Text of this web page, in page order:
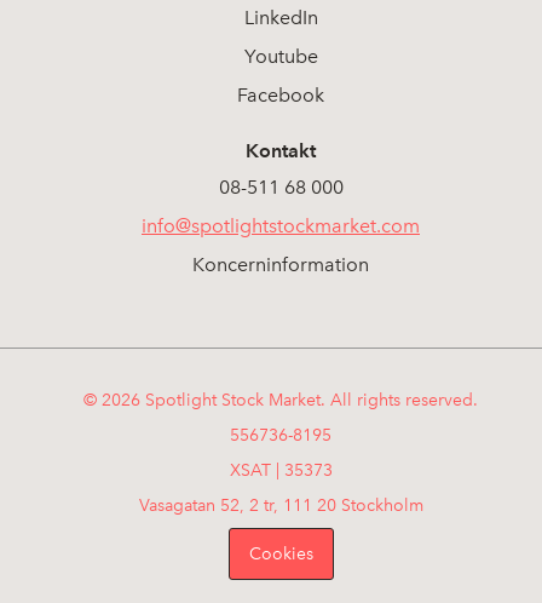
LinkedIn
Youtube
Facebook
Kontakt
08-511 68 000
info@spotlightstockmarket.com
Koncerninformation
© 2026 Spotlight Stock Market. All rights reserved.
556736-8195
XSAT | 35373
Vasagatan 52, 2 tr, 111 20 Stockholm
Cookies